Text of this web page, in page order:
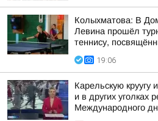
Колыхматова: В
Левина прошёл
теннису,
19:06
Карельскую круугу
и в других уголках
Международного